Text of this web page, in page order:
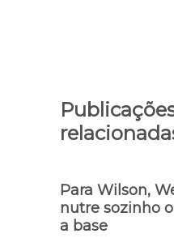
Para Wilson,
nutre sozinho
a base